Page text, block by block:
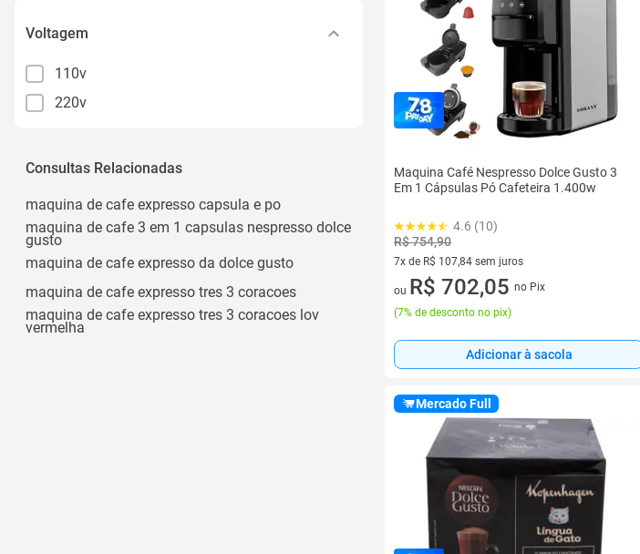
Voltagem
110v
220v
Consultas Relacionadas
maquina de cafe expresso capsula e po
maquina de cafe 3 em 1 capsulas nespresso dolce
gusto
maquina de cafe expresso da dolce gusto
maquina de cafe expresso tres 3 coracoes
maquina de cafe expresso tres 3 coracoes lov
vermelha
Maquina Café Nespresso Dolce Gusto 3
Em 1 Cápsulas Pó Cafeteira 1.400w
4.6 (10)
R$ 754,90
7x de R$ 107,84 sem juros
7 vez de R$ 107,84 sem juros
ou R$ 702,05 no Pix
(7% de desconto no pix)
Adicionar à sacola
Mercado Full